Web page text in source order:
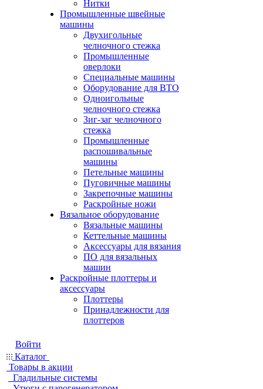
Нитки
Промышленные швейные
машины
Двухигольные
челночного стежка
Промышленные
оверлоки
Специальные машины
Оборудование для ВТО
Одноигольные
челночного стежка
Зиг-заг челночного
стежка
Промышленные
распошивальные
машины
Петельные машины
Пуговичные машины
Закрепочные машины
Раскройные ножи
Вязальное оборудование
Вязальные машины
Кеттельные машины
Аксессуары для вязания
ПО для вязальных
машин
Раскройные плоттеры и
аксессуары
Плоттеры
Принадлежности для
плоттеров
Войти
Каталог
Товары в акции
Гладильные системы